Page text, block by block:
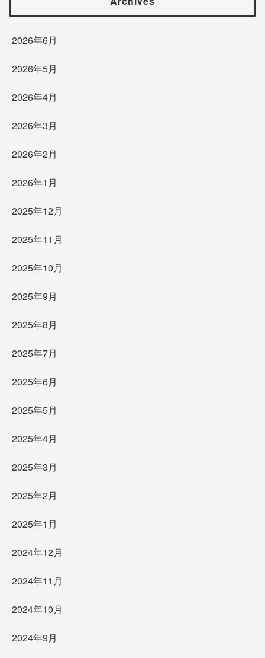
2026年6月
2026年5月
2026年4月
2026年3月
2026年2月
2026年1月
2025年12月
2025年11月
2025年10月
2025年9月
2025年8月
2025年7月
2025年6月
2025年5月
2025年4月
2025年3月
2025年2月
2025年1月
2024年12月
2024年11月
2024年10月
2024年9月